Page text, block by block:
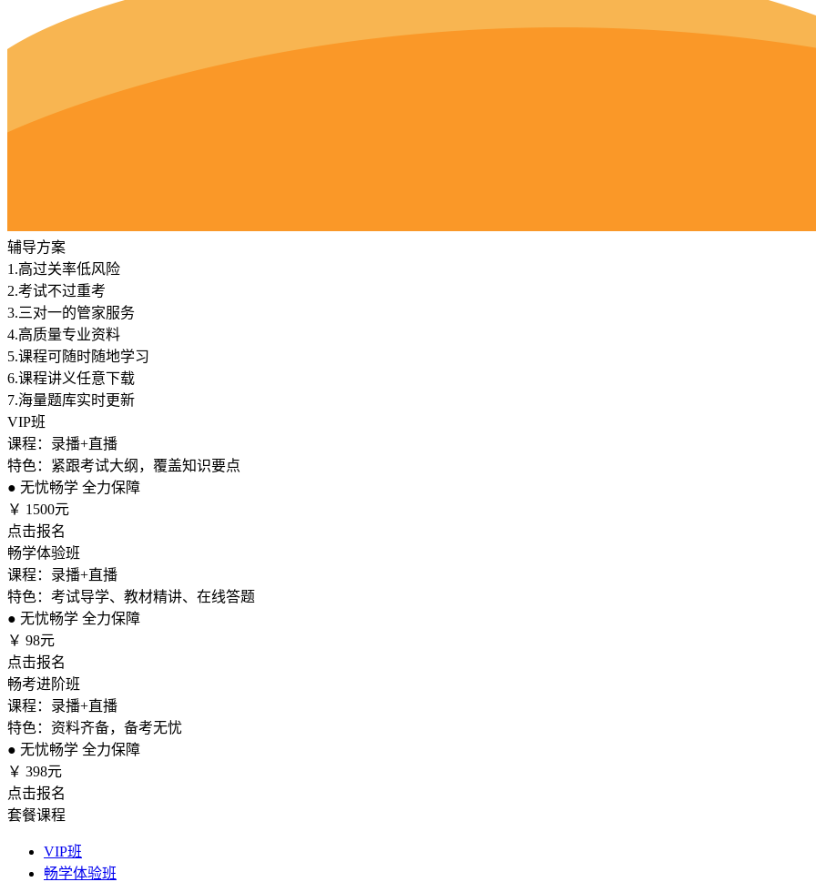
辅导方案
1.高过关率低风险
2.考试不过重考
3.三对一的管家服务
4.高质量专业资料
5.课程可随时随地学习
6.课程讲义任意下载
7.海量题库实时更新
VIP班
课程：录播+直播
特色：紧跟考试大纲，覆盖知识要点
● 无忧畅学 全力保障
￥ 1500元
点击报名
畅学体验班
课程：录播+直播
特色：考试导学、教材精讲、在线答题
● 无忧畅学 全力保障
￥ 98元
点击报名
畅考进阶班
课程：录播+直播
特色：资料齐备，备考无忧
● 无忧畅学 全力保障
￥ 398元
点击报名
套餐课程
VIP班
畅学体验班